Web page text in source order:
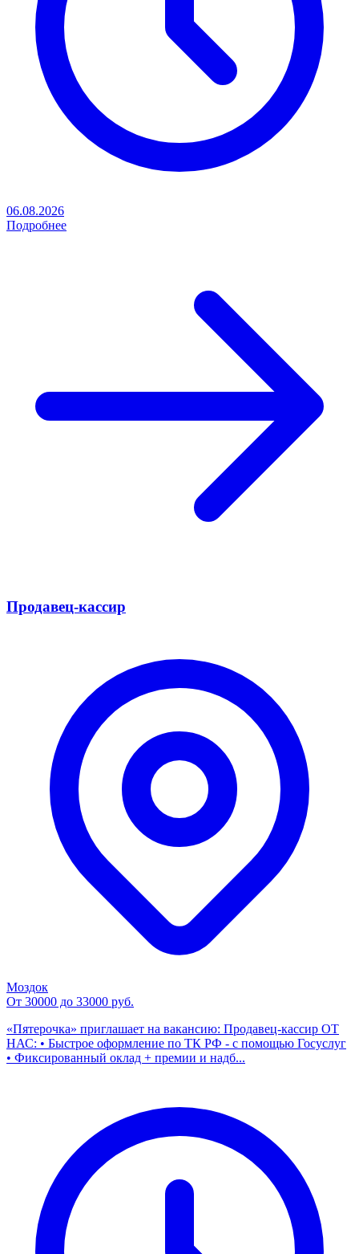
06.08.2026
Подробнее
Продавец-кассир
Моздок
От 30000 до 33000 руб.
«Пятерочка» приглашает на вакансию: Продавец-кассир ОТ
НАС: • Быстрое оформление по ТК РФ - с помощью Госуслуг
• Фиксированный оклад + премии и надб...